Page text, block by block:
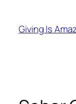
content
Giving Is